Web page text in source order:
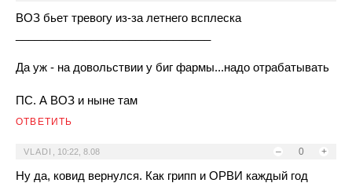
ВОЗ бьет тревогу из-за летнего всплеска
Да уж - на довольствии у биг фармы...надо отрабатывать
ПС. А ВОЗ и ныне там
ОТВЕТИТЬ
– 0 +
VLADI 10:22, 8.08
Ну да, ковид вернулся. Как грипп и ОРВИ каждый год